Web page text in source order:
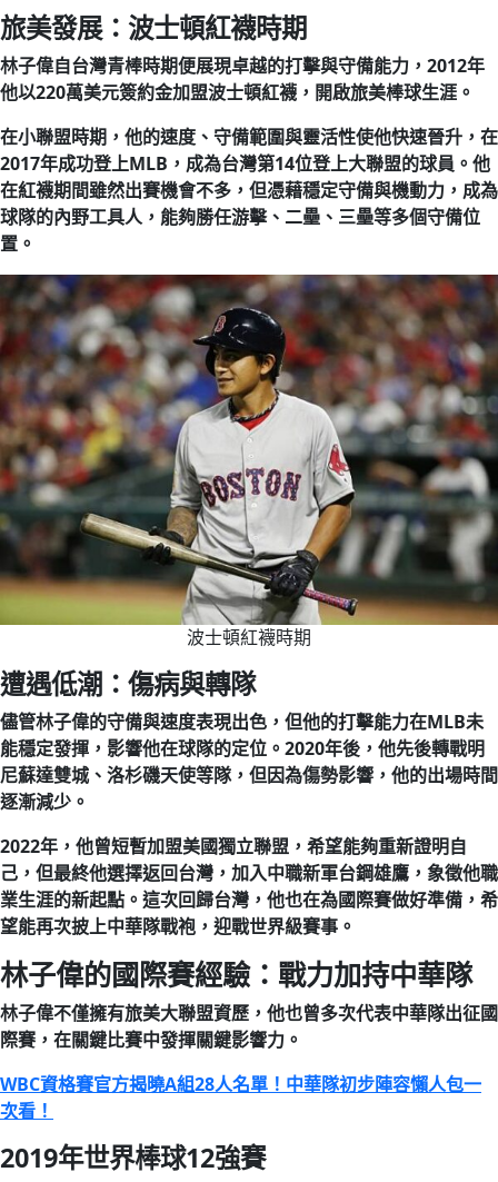
旅美發展：波士頓紅襪時期
林子偉自台灣青棒時期便展現卓越的打擊與守備能力，2012年
他以220萬美元簽約金加盟波士頓紅襪，開啟旅美棒球生涯。
在小聯盟時期，他的速度、守備範圍與靈活性使他快速晉升，在
2017年成功登上MLB，成為台灣第14位登上大聯盟的球員。他
在紅襪期間雖然出賽機會不多，但憑藉穩定守備與機動力，成為
球隊的內野工具人，能夠勝任游擊、二壘、三壘等多個守備位
置。
波士頓紅襪時期
遭遇低潮：傷病與轉隊
儘管林子偉的守備與速度表現出色，但他的打擊能力在MLB未
能穩定發揮，影響他在球隊的定位。2020年後，他先後轉戰明
尼蘇達雙城、洛杉磯天使等隊，但因為傷勢影響，他的出場時間
逐漸減少。
2022年，他曾短暫加盟美國獨立聯盟，希望能夠重新證明自
己，但最終他選擇返回台灣，加入中職新軍台鋼雄鷹，象徵他職
業生涯的新起點。這次回歸台灣，他也在為國際賽做好準備，希
望能再次披上中華隊戰袍，迎戰世界級賽事。
林子偉的國際賽經驗：戰力加持中華隊
林子偉不僅擁有旅美大聯盟資歷，他也曾多次代表中華隊出征國
際賽，在關鍵比賽中發揮關鍵影響力。
WBC資格賽官方揭曉A組28人名單！中華隊初步陣容懶人包一
次看！
2019年世界棒球12強賽